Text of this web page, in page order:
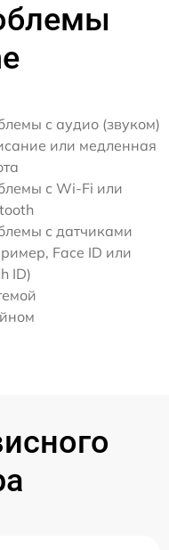
с аудио (звуком)
или медленная
с Wi-Fi или
с датчиками
Face ID или
ID)